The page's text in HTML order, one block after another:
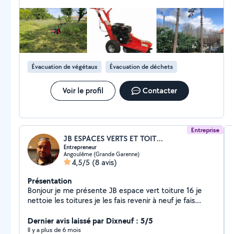
Évacuation de végétaux Évacuation de déchets
Voir le profil Contacter
Entreprise
JB ESPACES VERTS ET TOITURES16
Entrepreneur
Angoulême (Grande Garenne)
4,5/5 (8 avis)
Présentation
Bonjour je me présente JB espace vert toiture 16 je
nettoie les toitures je les fais revenir à neuf je fais
débarrassement de maison multiservices contactez-
moi merci car je peux vous faire des devis et des
Dernier avis laissé par Dixneuf : 5/5
Il y a plus de 6 mois